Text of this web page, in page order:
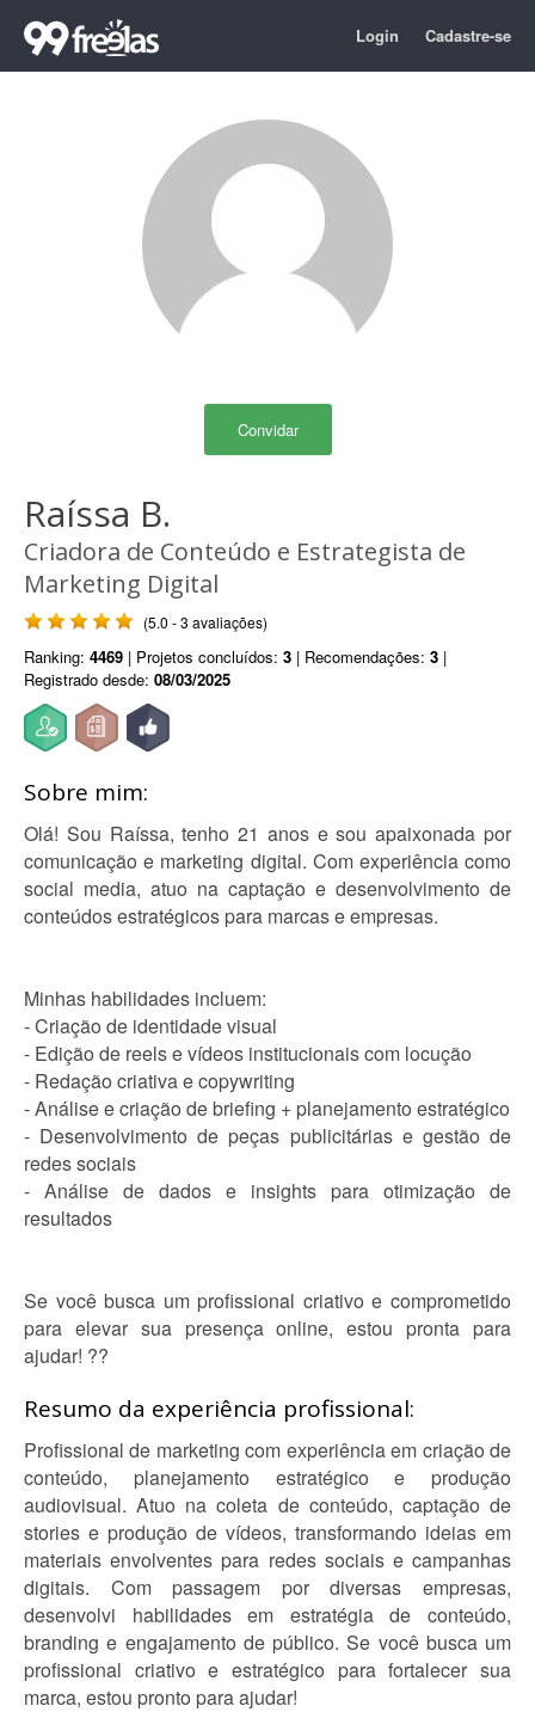
Login Cadastre-se
Convidar
Raíssa B.
Criadora de Conteúdo e Estrategista de
Marketing Digital
(5.0 - 3 avaliações)
Ranking: 4469 | Projetos concluídos: 3 | Recomendações: 3 |
Registrado desde: 08/03/2025
Sobre mim:
Olá! Sou Raíssa, tenho 21 anos e sou apaixonada por
comunicação e marketing digital. Com experiência como
social media, atuo na captação e desenvolvimento de
conteúdos estratégicos para marcas e empresas.
Minhas habilidades incluem:
- Criação de identidade visual
- Edição de reels e vídeos institucionais com locução
- Redação criativa e copywriting
- Análise e criação de briefing + planejamento estratégico
- Desenvolvimento de peças publicitárias e gestão de
redes sociais
- Análise de dados e insights para otimização de
resultados
Se você busca um profissional criativo e comprometido
para elevar sua presença online, estou pronta para
ajudar! ??
Resumo da experiência profissional:
Profissional de marketing com experiência em criação de
conteúdo, planejamento estratégico e produção
audiovisual. Atuo na coleta de conteúdo, captação de
stories e produção de vídeos, transformando ideias em
materiais envolventes para redes sociais e campanhas
digitais. Com passagem por diversas empresas,
desenvolvi habilidades em estratégia de conteúdo,
branding e engajamento de público. Se você busca um
profissional criativo e estratégico para fortalecer sua
marca, estou pronto para ajudar!